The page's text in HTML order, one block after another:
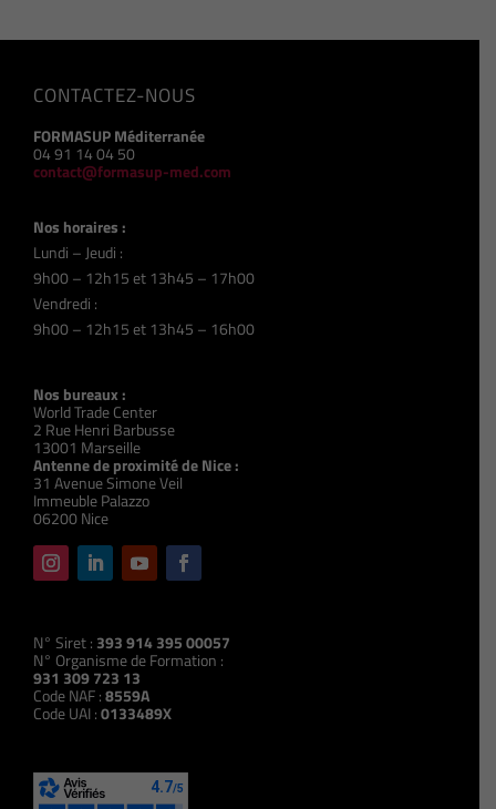
CONTACTEZ-NOUS
FORMASUP Méditerranée
04 91 14 04 50
contact@formasup-med.com
Nos horaires :
Lundi – Jeudi :
9h00 – 12h15 et 13h45 – 17h00
Vendredi :
9h00 – 12h15 et 13h45 – 16h00
Nos bureaux :
World Trade Center
2 Rue Henri Barbusse
13001 Marseille
Antenne de proximité de Nice :
31 Avenue Simone Veil
Immeuble Palazzo
06200 Nice
N° Siret : 393 914 395 00057
N° Organisme de Formation :
931 309 723 13
Code NAF :8559A
Code UAI :0133489X